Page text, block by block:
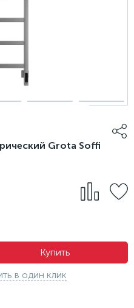
Grota Soffi
Купить
в один клик